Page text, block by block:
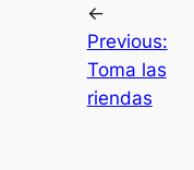
←
Previous:
Toma las
riendas